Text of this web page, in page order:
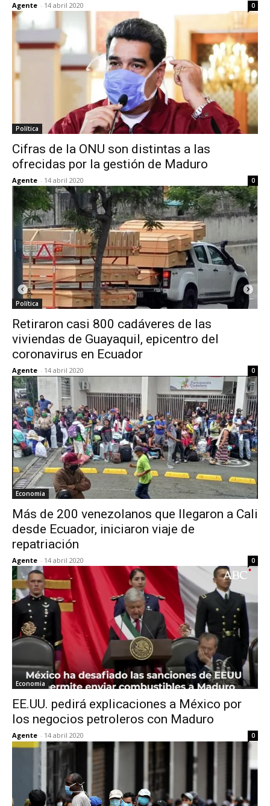
Agente - 14 abril 2020 0
Política
Cifras de la ONU son distintas a las
ofrecidas por la gestión de Maduro
Agente - 14 abril 2020 0
Política
Retiraron casi 800 cadáveres de las
viviendas de Guayaquil, epicentro del
coronavirus en Ecuador
Agente - 14 abril 2020 0
Economia
Más de 200 venezolanos que llegaron a Cali
desde Ecuador, iniciaron viaje de
repatriación
Agente - 14 abril 2020 0
Economia
EE.UU. pedirá explicaciones a México por
los negocios petroleros con Maduro
Agente - 14 abril 2020 0